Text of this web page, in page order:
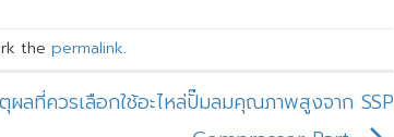
the permalink.
ผลที่ควรเลือกใช้อะไหล่ปั๊มลมคุณภาพสูงจาก SSP